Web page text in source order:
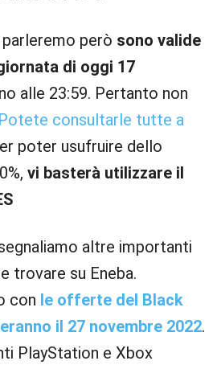
però sono valide
di oggi 17
alle 23:59. Pertanto non
Potete consultarle tutte a
poter usufruire dello
vi basterà utilizzare il
altre importanti
trovare su Eneba.
con le offerte del Black
il 27 novembre 2022.
PlayStation e Xbox